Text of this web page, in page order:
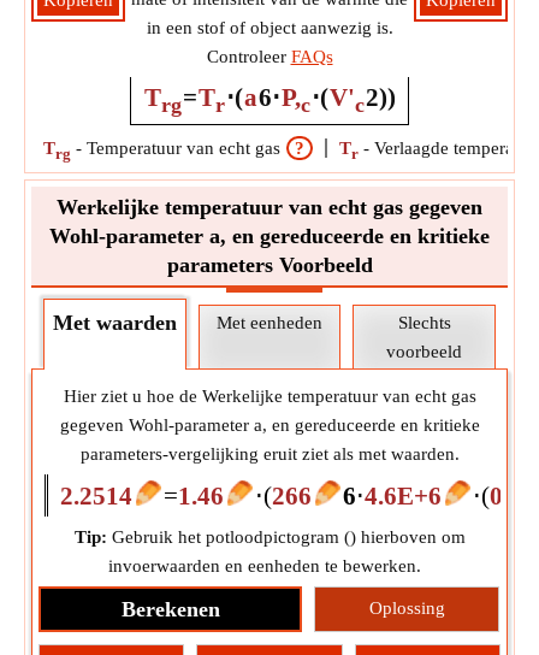
in een stof of object aanwezig is.
Controleer FAQs
Trg=Tr⋅(a6⋅P,c⋅(V'c2))
Trg - Temperatuur van echt gas ? Tr - Verlaagde
Werkelijke temperatuur van echt gas gegeven
Wohl-parameter a, en gereduceerde en kritieke
parameters Voorbeeld
Met waarden Met eenheden
Slechts
voorbeeld
Hier ziet u hoe de Werkelijke temperatuur van echt gas
gegeven Wohl-parameter a, en gereduceerde en kritieke
parameters-vergelijking eruit ziet als met waarden.
2.2514 =1.46 ⋅(266 6⋅4.6E+6 ⋅(
Tip: Gebruik het potloodpictogram () hierboven om
invoerwaarden en eenheden te bewerken.
Berekenen Oplossing